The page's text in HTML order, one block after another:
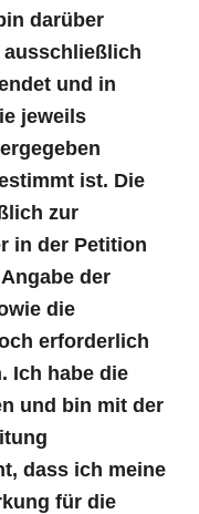
darüber
ausschließlich
und in
jeweils
ist. Die
zur
in der Petition
der
die
erforderlich
Ich habe die
und bin mit der
dass ich meine
für die